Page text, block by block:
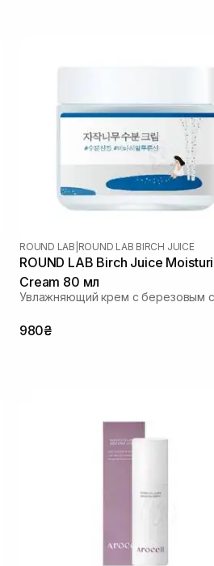
ROUND LAB ROUND LAB BIRCH JUICE
ROUND LAB Birch Juice
Cream 80 мл
Увлажняющий крем с березовым
980₴